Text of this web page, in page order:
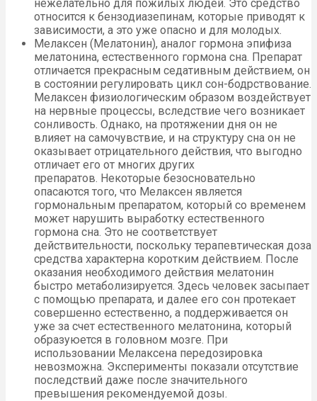
нежелательно для пожилых людей. Это средство
относится к бензодиазепинам, которые приводят к
зависимости, а это уже опасно и для молодых.
Мелаксен (Мелатонин), аналог гормона эпифиза
мелатонина, естественного гормона сна. Препарат
отличается прекрасным седативным действием, он
в состоянии регулировать цикл сон-бодрствование.
Мелаксен физиологическим образом воздействует
на нервные процессы, вследствие чего возникает
сонливость. Однако, на протяжении дня он не
влияет на самочувствие, и на структуру сна он не
оказывает отрицательного действия, что выгодно
отличает его от многих других
препаратов. Некоторые безосновательно
опасаются того, что Мелаксен является
гормональным препаратом, который со временем
может нарушить выработку естественного
гормона сна. Это не соответствует
действительности, поскольку терапевтическая доза
средства характерна коротким действием. После
оказания необходимого действия мелатонин
быстро метаболизируется. Здесь человек засыпает
с помощью препарата, и далее его сон протекает
совершенно естественно, а поддерживается он
уже за счет естественного мелатонина, который
образуюется в головном мозге. При
использовании Мелаксена передозировка
невозможна. Эксперименты показали отсутствие
последствий даже после значительного
превышения рекомендуемой дозы.